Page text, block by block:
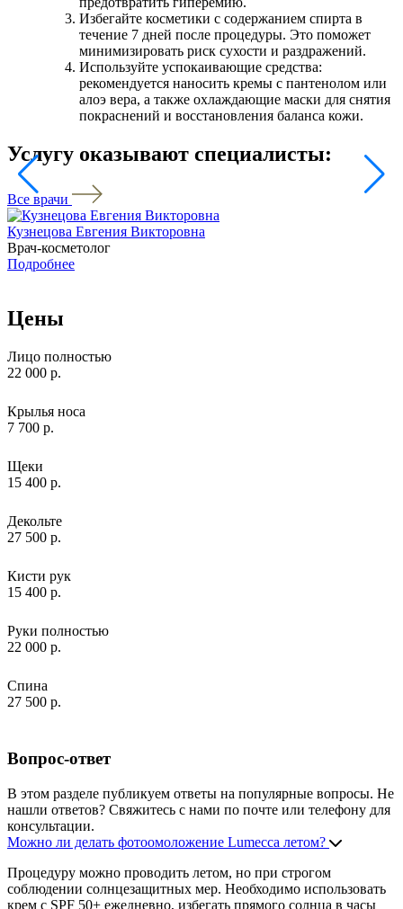
Избегайте косметики с содержанием спирта в
течение 7 дней после процедуры. Это поможет
минимизировать риск сухости и раздражений.
Используйте успокаивающие средства:
рекомендуется наносить кремы с пантенолом или
алоэ вера, а также охлаждающие маски для снятия
покраснений и восстановления баланса кожи.
Услугу оказывают специалисты:
Все врачи
Кузнецова Евгения Викторовна
Врач-косметолог
Подробнее
Цены
Лицо полностью
22 000 р.
Крылья носа
7 700 р.
Щеки
15 400 р.
Декольте
27 500 р.
Кисти рук
15 400 р.
Руки полностью
22 000 р.
Спина
27 500 р.
Вопрос-ответ
В этом разделе публикуем ответы на популярные вопросы. Не
нашли ответов? Свяжитесь с нами по почте или телефону для
консультации.
Можно ли делать фотоомоложение Lumecca летом?
Процедуру можно проводить летом, но при строгом
соблюдении солнцезащитных мер. Необходимо использовать
крем с SPF 50+ ежедневно, избегать прямого солнца в часы